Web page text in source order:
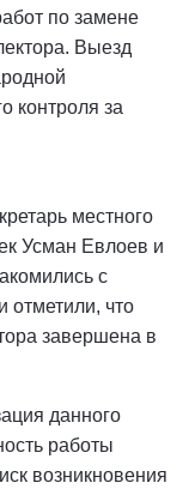
по замене
Выезд
контроля за
местного
Усман Евлоев и
с
отметили, что
завершена в
данного
работы
возникновения